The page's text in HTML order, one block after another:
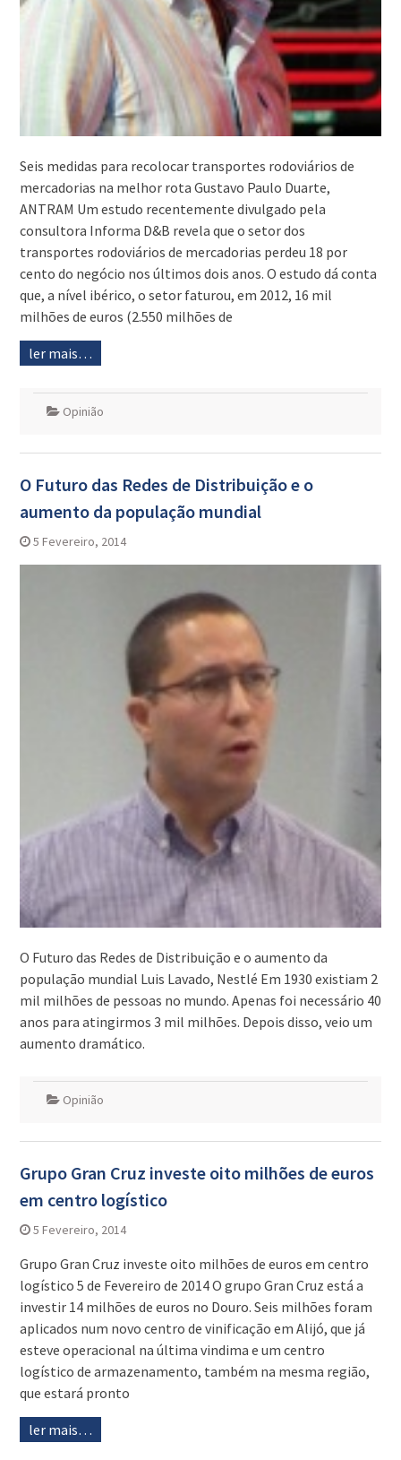
Seis medidas para recolocar transportes rodoviários de
mercadorias na melhor rota Gustavo Paulo Duarte,
ANTRAM Um estudo recentemente divulgado pela
consultora Informa D&B revela que o setor dos
transportes rodoviários de mercadorias perdeu 18 por
cento do negócio nos últimos dois anos. O estudo dá conta
que, a nível ibérico, o setor faturou, em 2012, 16 mil
milhões de euros (2.550 milhões de
ler mais…
Opinião
O Futuro das Redes de Distribuição e o
aumento da população mundial
5 Fevereiro, 2014
O Futuro das Redes de Distribuição e o aumento da
população mundial Luis Lavado, Nestlé Em 1930 existiam 2
mil milhões de pessoas no mundo. Apenas foi necessário 40
anos para atingirmos 3 mil milhões. Depois disso, veio um
aumento dramático.
Opinião
Grupo Gran Cruz investe oito milhões de euros
em centro logístico
5 Fevereiro, 2014
Grupo Gran Cruz investe oito milhões de euros em centro
logístico 5 de Fevereiro de 2014 O grupo Gran Cruz está a
investir 14 milhões de euros no Douro. Seis milhões foram
aplicados num novo centro de vinificação em Alijó, que já
esteve operacional na última vindima e um centro
logístico de armazenamento, também na mesma região,
que estará pronto
ler mais…